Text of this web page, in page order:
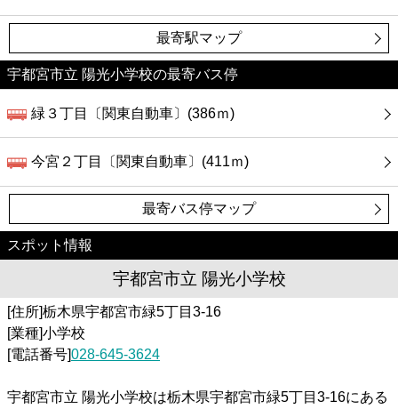
最寄駅マップ
宇都宮市立 陽光小学校の最寄バス停
緑３丁目〔関東自動車〕(386ｍ)
今宮２丁目〔関東自動車〕(411ｍ)
最寄バス停マップ
スポット情報
宇都宮市立 陽光小学校
[住所]栃木県宇都宮市緑5丁目3-16
[業種]小学校
[電話番号]028-645-3624
宇都宮市立 陽光小学校は栃木県宇都宮市緑5丁目3-16にある